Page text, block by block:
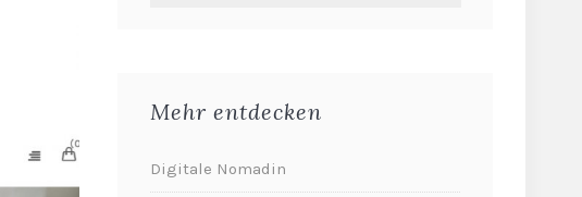
Mehr entdecken
Digitale Nomadin